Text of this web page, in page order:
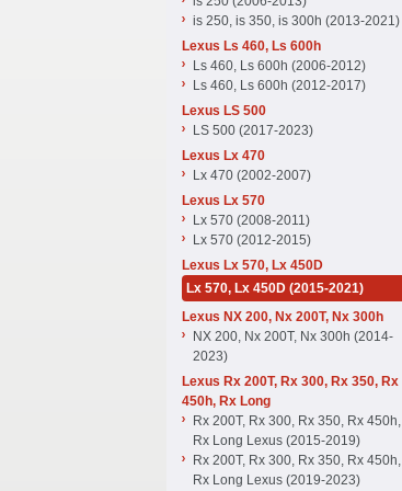
is 250, is 350, is 300h (2013-2021)
Lexus Ls 460, Ls 600h
Ls 460, Ls 600h (2006-2012)
Ls 460, Ls 600h (2012-2017)
Lexus LS 500
LS 500 (2017-2023)
Lexus Lx 470
Lx 470 (2002-2007)
Lexus Lx 570
Lx 570 (2008-2011)
Lx 570 (2012-2015)
Lexus Lx 570, Lx 450D
Lx 570, Lx 450D (2015-2021)
Lexus NX 200, Nx 200T, Nx 300h
NX 200, Nx 200T, Nx 300h (2014-
2023)
Lexus Rx 200T, Rx 300, Rx 350, Rx
450h, Rx Long
Rx 200T, Rx 300, Rx 350, Rx 450h,
Rx Long Lexus (2015-2019)
Rx 200T, Rx 300, Rx 350, Rx 450h,
Rx Long Lexus (2019-2023)